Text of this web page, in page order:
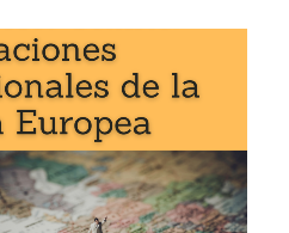
Países Bajos.
logísticos Europeos
Norte-Báltico (Finlandia,
Norte-Mediterráneo